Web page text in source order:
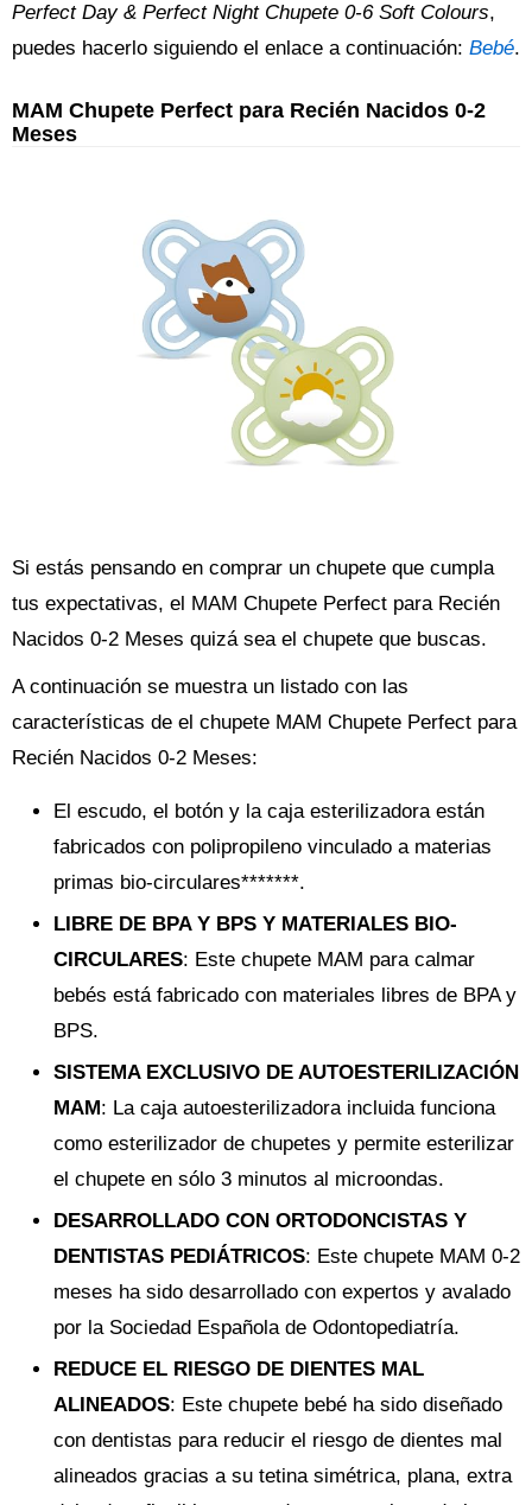
Perfect Day & Perfect Night Chupete 0-6 Soft Colours,
puedes hacerlo siguiendo el enlace a continuación: Bebé.
MAM Chupete Perfect para Recién Nacidos 0-2
Meses
Si estás pensando en comprar un chupete que cumpla
tus expectativas, el MAM Chupete Perfect para Recién
Nacidos 0-2 Meses quizá sea el chupete que buscas.
A continuación se muestra un listado con las
características de el chupete MAM Chupete Perfect para
Recién Nacidos 0-2 Meses:
El escudo, el botón y la caja esterilizadora están
fabricados con polipropileno vinculado a materias
primas bio-circulares*******.
LIBRE DE BPA Y BPS Y MATERIALES BIO-
CIRCULARES: Este chupete MAM para calmar
bebés está fabricado con materiales libres de BPA y
BPS.
SISTEMA EXCLUSIVO DE AUTOESTERILIZACIÓN
MAM: La caja autoesterilizadora incluida funciona
como esterilizador de chupetes y permite esterilizar
el chupete en sólo 3 minutos al microondas.
DESARROLLADO CON ORTODONCISTAS Y
DENTISTAS PEDIÁTRICOS: Este chupete MAM 0-2
meses ha sido desarrollado con expertos y avalado
por la Sociedad Española de Odontopediatría.
REDUCE EL RIESGO DE DIENTES MAL
ALINEADOS: Este chupete bebé ha sido diseñado
con dentistas para reducir el riesgo de dientes mal
alineados gracias a su tetina simétrica, plana, extra